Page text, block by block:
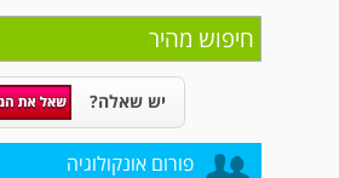
חיפוש מהיר
יש שאלה?
פורום אונקולוגיה